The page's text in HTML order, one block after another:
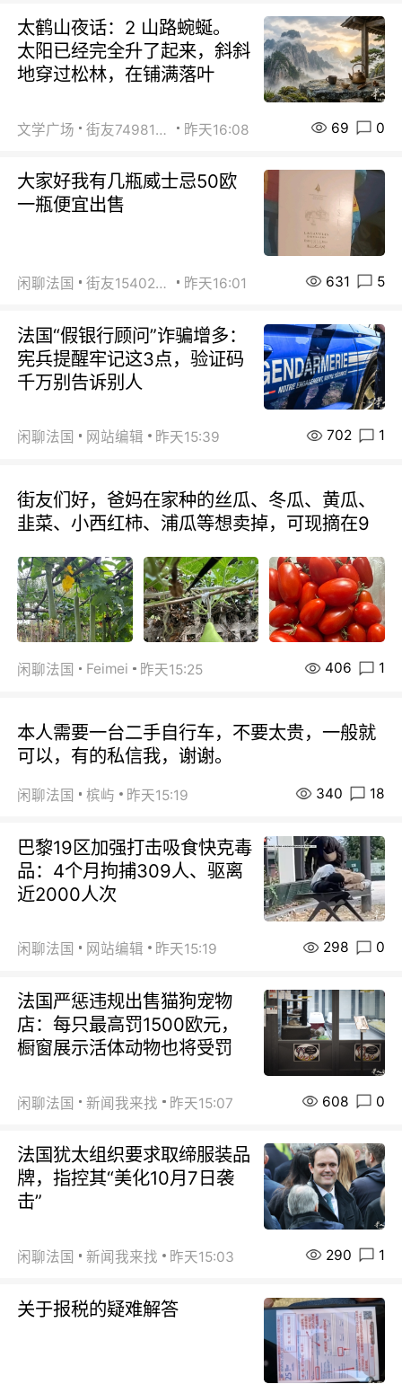
太鹤山夜话：2 山路蜿蜒。
太阳已经完全升了起来，斜斜
地穿过松林，在铺满落叶
文学广场 街友74981146 昨天16:08 69 0
大家好我有几瓶威士忌50欧
一瓶便宜出售
闲聊法国 街友15402223 昨天16:01 631 5
法国“假银行顾问”诈骗增多：
宪兵提醒牢记这3点，验证码
千万别告诉别人
闲聊法国 网站编辑 昨天15:39 702 1
街友们好，爸妈在家种的丝瓜、冬瓜、黄瓜、
韭菜、小西红柿、浦瓜等想卖掉，可现摘在9
闲聊法国 Feimei 昨天15:25 406 1
本人需要一台二手自行车，不要太贵，一般就
可以，有的私信我，谢谢。
闲聊法国 槟屿 昨天15:19 340 18
巴黎19区加强打击吸食快克毒
品：4个月拘捕309人、驱离
近2000人次
闲聊法国 网站编辑 昨天15:19 298 0
法国严惩违规出售猫狗宠物
店：每只最高罚1500欧元，
橱窗展示活体动物也将受罚
闲聊法国 新闻我来找 昨天15:07 608 0
法国犹太组织要求取缔服装品
牌，指控其“美化10月7日袭
击”
闲聊法国 新闻我来找 昨天15:03 290 1
关于报税的疑难解答